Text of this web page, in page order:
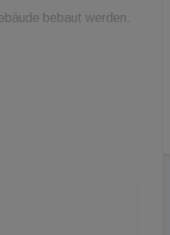
bebaut werden.